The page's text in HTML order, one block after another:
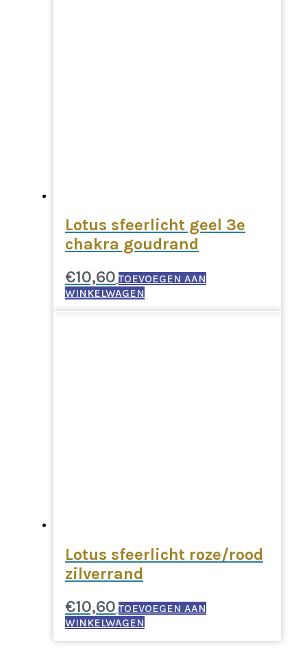
Lotus sfeerlicht geel 3e
chakra goudrand
€10,60 TOEVOEGEN AAN
WINKELWAGEN
Lotus sfeerlicht roze/rood
zilverrand
€10,60 TOEVOEGEN AAN
WINKELWAGEN